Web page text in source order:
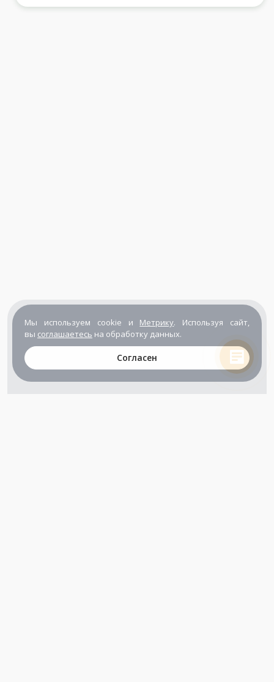
Мы используем cookie и Метрику. Используя сайт,
вы соглашаетесь на обработку данных.
Согласен